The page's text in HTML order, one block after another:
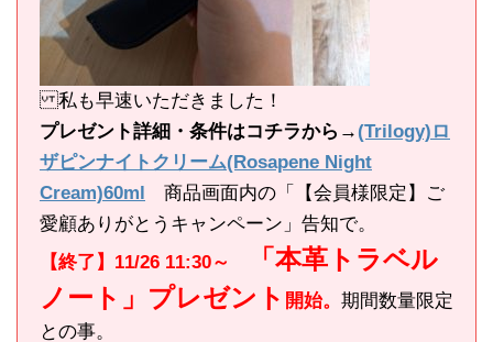
私も早速いただきました！
プレゼント詳細・条件はコチラから→ (Trilogy)ロ
ザピンナイトクリーム(Rosapene Night
Cream)60ml 商品画面内の「【会員様限定】ご
愛顧ありがとうキャンペーン」告知で。
【終了】11/26 11:30～
「本革トラベル
ノート」プレゼント 開始。 期間数量限定
との事。